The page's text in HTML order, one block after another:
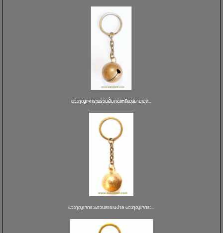
พวงกุญแจกระพรวนยิ้มทองเหลืองสยามเบล...
พวงกุญแจกระพรวนลายเนปาล พวงกุญแจกระ...